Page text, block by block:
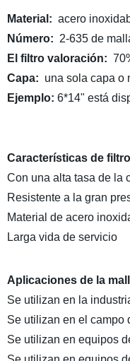
Material: acero
Número: 2-635 de
El filtro valoración:
Capa: una sola capa o
Ejemplo: 6*14" está
Características de
Con una alta tasa de la
Resistente a la gran
Material de acero
Larga vida de servicio
Aplicaciones de la
Se utilizan en la
Se utilizan en el campo
Se utilizan en equipos